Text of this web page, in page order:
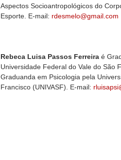
Aspectos Socioantropológicos do
Esporte. E-mail: rdesmelo@gmail.com
Rebeca Luisa Passos Ferreira é
Universidade Federal do Vale do São
Graduanda em Psicologia pela
Francisco (UNIVASF). E-mail: